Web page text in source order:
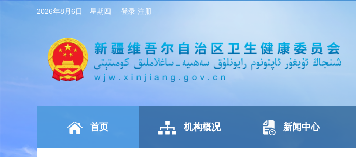
2026年8月6日 星期四 登录 注册
首页 机构概况 新闻中心